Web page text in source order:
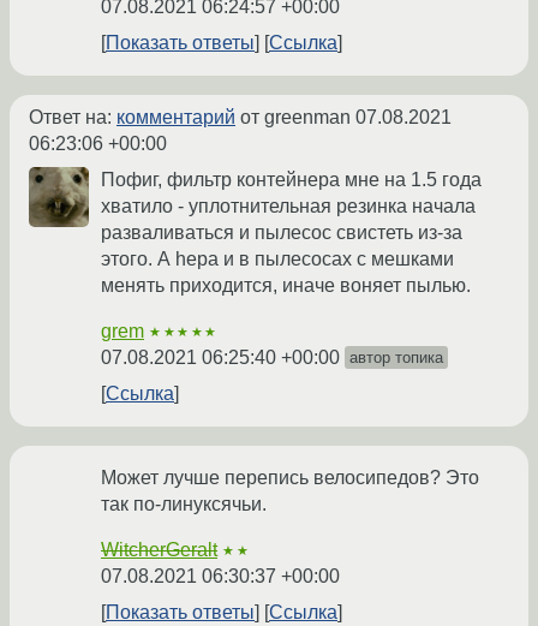
07.08.2021 06:24:57 +00:00
Показать ответы
Ссылка
Ответ на: комментарий от greenman 07.08.2021
06:23:06 +00:00
Пофиг, фильтр контейнера мне на 1.5 года
хватило - уплотнительная резинка начала
разваливаться и пылесос свистеть из-за
этого. А hepa и в пылесосах с мешками
менять приходится, иначе воняет пылью.
grem ★★★★★
07.08.2021 06:25:40 +00:00 автор топика
Ссылка
Может лучше перепись велосипедов? Это
так по-линуксячьи.
WitcherGeralt ★★
07.08.2021 06:30:37 +00:00
Показать ответы
Ссылка